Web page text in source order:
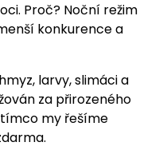
Proč? Noční režim
konkurence a
larvy, slimáci a
za přirozeného
my řešíme